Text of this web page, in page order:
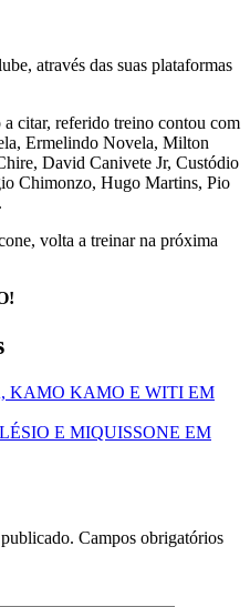
através das suas plataformas
a citar, referido treino contou com
Ermelindo Novela, Milton
David Canivete Jr, Custódio
Chimonzo, Hugo Martins, Pio
volta a treinar na próxima
KAMO KAMO E WITI EM
E MIQUISSONE EM
Campos obrigatórios